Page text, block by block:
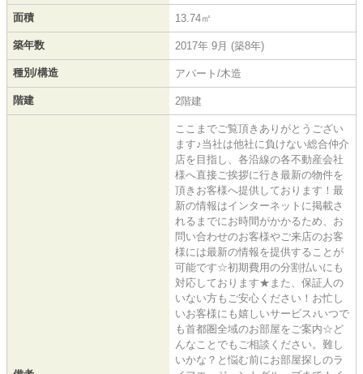
面積 13.74㎡
築年数 2017年 9月 (築8年)
種別/構造 アパート/木造
階建 2階建
ここまでご覧頂きありがとうござい
ます♪当社は他社に負けない総合仲介
店を目指し、各沿線の各不動産会社
様へ直接ご挨拶に行き最新の物件を
頂きお客様へ提供しております！最
新の情報はインターネットに掲載さ
れるまでにお時間がかかるため、お
問い合わせのお客様やご来店のお客
様には最新の情報を提供することが
可能です☆初期費用の分割払いにも
対応しております★また、保証人の
いない方もご安心ください！お忙し
いお客様にも嬉しいサービス♪いつで
も首都圏全域のお部屋をご案内☆ど
んなことでもご相談ください。難し
いかな？と悩む前にお部屋探しのラ